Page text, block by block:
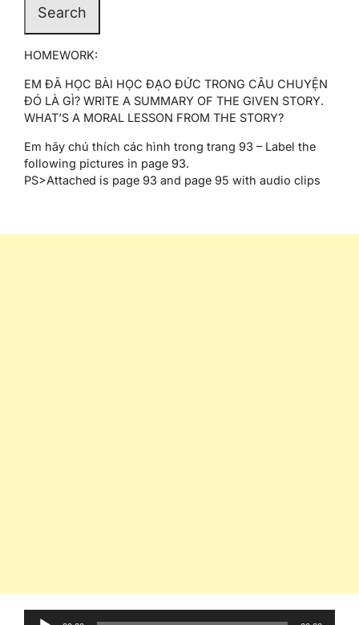
HOMEWORK:
EM ĐÃ HỌC BÀI HỌC ĐẠO ĐỨC TRONG CÂU CHUYỆN
ĐÓ LÀ GÌ? WRITE A SUMMARY OF THE GIVEN STORY.
WHAT’S A MORAL LESSON FROM THE STORY?
Em hãy chú thích các hình trong trang 93 – Label the
following pictures in page 93.
PS>Attached is page 93 and page 95 with audio clips
Audio